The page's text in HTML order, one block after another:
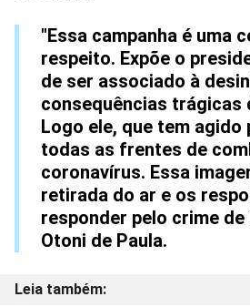
"Essa campanha é uma
respeito. Expõe o
de ser associado à
consequências trágicas
Logo ele, que tem agido
todas as frentes de
coronavírus. Essa
retirada do ar e os
responder pelo crime
Otoni de Paula.